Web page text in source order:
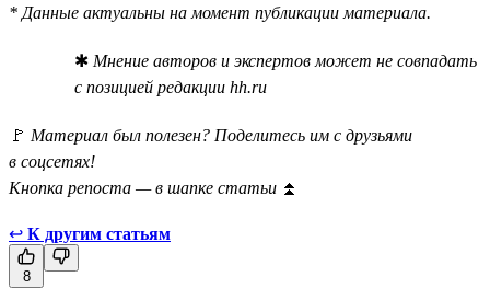
* Данные актуальны на момент публикации материала.
✱ Мнение авторов и экспертов может не совпадать
с позицией редакции hh.ru
🚩 Материал был полезен? Поделитесь им с друзьями
в соцсетях!
Кнопка репоста — в шапке статьи ⏫
↩ К другим статьям
8